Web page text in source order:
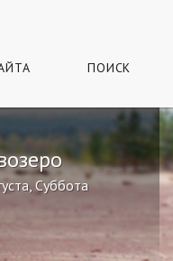
ПОИСК
Суббота